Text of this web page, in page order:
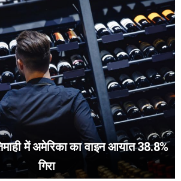
में अमेरिका का वाइन आयात 38.8%
गिरा